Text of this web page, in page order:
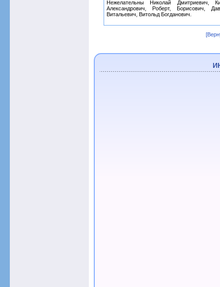
Нежелательны Николай Дмитриевич,
Александрович, Роберт, Борисович,
Витальевич, Витольд Богданович.